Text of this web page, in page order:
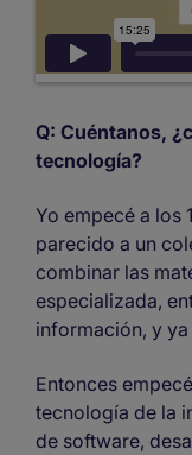
Q: Cuéntanos,
tecnología?
Yo empecé a los
parecido a un
combinar las
especializada,
información, y ya
Entonces
tecnología de la
de software,